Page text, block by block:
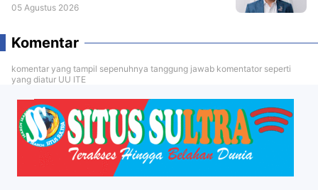
05 Agustus 2026
Komentar
komentar yang tampil sepenuhnya tanggung jawab komentator seperti
yang diatur UU ITE